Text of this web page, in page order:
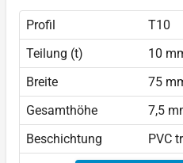
Profil
T10
Teilung (t)
10
Breite
75
Gesamthöhe
7,5
Beschichtung
PVC